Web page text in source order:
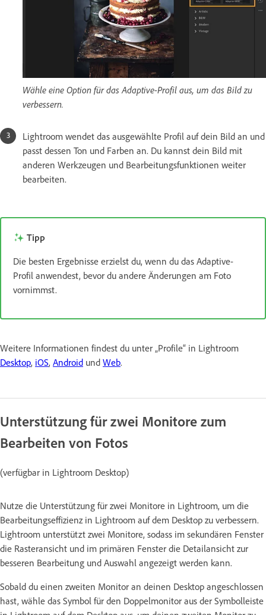
Wähle eine Option für das Adaptive-Profil aus, um das Bild zu
verbessern.
Lightroom wendet das ausgewählte Profil auf dein Bild an und
passt dessen Ton und Farben an. Du kannst dein Bild mit
anderen Werkzeugen und Bearbeitungsfunktionen weiter
bearbeiten.
Tipp
Die besten Ergebnisse erzielst du, wenn du das Adaptive-
Profil anwendest, bevor du andere Änderungen am Foto
vornimmst.
Weitere Informationen findest du unter „Profile“ in Lightroom
Desktop, iOS, Android und Web.
Unterstützung für zwei Monitore zum
Bearbeiten von Fotos
(verfügbar in Lightroom Desktop)
Nutze die Unterstützung für zwei Monitore in Lightroom, um die
Bearbeitungseffizienz in Lightroom auf dem Desktop zu verbessern.
Lightroom unterstützt zwei Monitore, sodass im sekundären Fenster
die Rasteransicht und im primären Fenster die Detailansicht zur
besseren Bearbeitung und Auswahl angezeigt werden kann.
Sobald du einen zweiten Monitor an deinen Desktop angeschlossen
hast, wähle das Symbol für den Doppelmonitor aus der Symbolleiste